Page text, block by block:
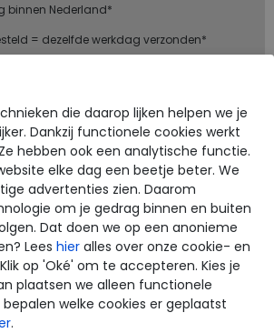
binnen Nederland*
= dezelfde werkdag verzonden*
FitFlop
JE9-C15
205.28.000008
Deep tan
Leer
nee
die daarop lijken helpen we je
Dankzij functionele cookies werkt
hebben ook een analytische functie.
elke dag een beetje beter. We
advertenties zien. Daarom
om je gedrag binnen en buiten
Dat doen we op een anonieme
Lees hier alles over onze cookie- en
op 'Oké' om te accepteren. Kies je
plaatsen we alleen functionele
bepalen welke cookies er geplaatst
.